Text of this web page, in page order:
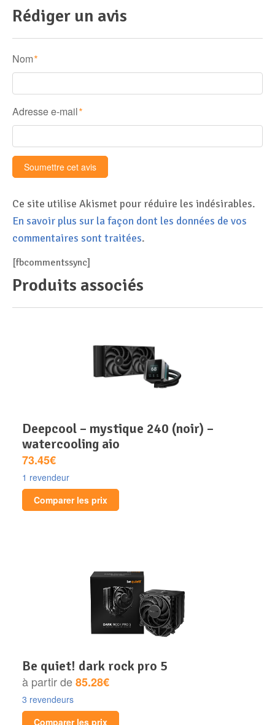
Rédiger un avis
Nom *
Adresse e-mail *
Ce site utilise Akismet pour réduire les indésirables.
En savoir plus sur la façon dont les données de vos
commentaires sont traitées.
[fbcommentssync]
Produits associés
deepcool – mystique 240 (noir) –
watercooling aio
73.45€
1 revendeur
Comparer les prix
be quiet! dark rock pro 5
à partir de85.28€
3 revendeurs
Comparer les prix